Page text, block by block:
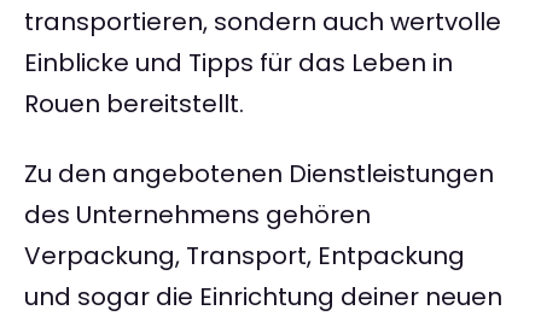
transportieren, sondern auch wertvolle
Einblicke und Tipps für das Leben in
Rouen bereitstellt.
Zu den angebotenen Dienstleistungen
des Unternehmens gehören
Verpackung, Transport, Entpackung
und sogar die Einrichtung deiner neuen